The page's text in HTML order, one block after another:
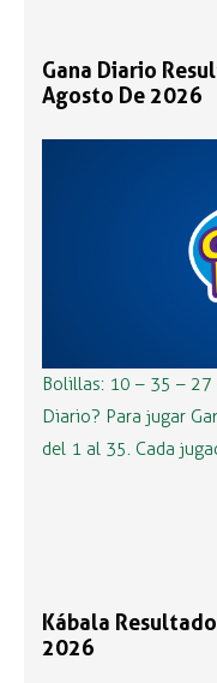
Gana Diario
Agosto De 2026
Bolillas: 10 – 35 – 27
Diario? Para jugar
del 1 al 35. Cada
Kábala
2026